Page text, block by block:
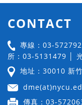
CONTACT
專線：03-
所：03-5131479 │
地址：30010 新
傳真：03-